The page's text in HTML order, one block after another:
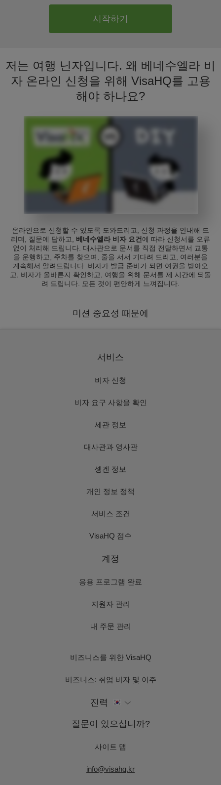
시작하기
저는 여행 닌자입니다. 왜 베네수엘라 비
자 온라인 신청을 위해 VisaHQ를 고용
해야 하나요?
온라인으로 신청할 수 있도록 도와드리고, 신청 과정을 안내해 드
리며, 질문에 답하고, 베네수엘라 비자 요건 에 따라 신청서를 오류
없이 처리해 드립니다. 대사관으로 문서를 직접 전달하면서 교통
을 운행하고, 주차를 찾으며, 줄을 서서 기다려 드리고, 여러분을
계속해서 알려드립니다. 비자가 발급 준비가 되면 여권을 받아오
고, 비자가 올바른지 확인하고, 여행을 위해 문서를 제 시간에 되돌
려 드립니다. 모든 것이 편안하게 느껴집니다.
미션 중요성 때문에
서비스
비자 신청
비자 요구 사항을 확인
세관 정보
대사관과 영사관
솅겐 정보
개인 정보 정책
서비스 조건
VisaHQ 점수
계정
응용 프로그램 완료
지원자 관리
내 주문 관리
비즈니스를 위한 VisaHQ
비즈니스: 취업 비자 및 이주
진력
질문이 있으십니까?
사이트 맵
info@visahq.kr